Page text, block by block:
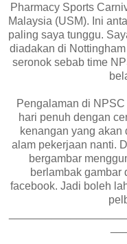
Pharmacy Sports
Malaysia (USM). Ini
paling saya tunggu.
diadakan di
seronok sebab time
Pengalaman di
hari penuh dengan
kenangan yang
alam pekerjaan nanti.
bergambar
berlambak gambar
facebook. Jadi boleh